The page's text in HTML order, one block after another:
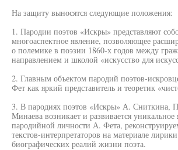
На защиту выносятся следующие положения:
1. Пародии поэтов «Искры» представляют
многоаспектное явление, позволяющее
о полемике в поэзии 1860-х годов между
направлением и школой «искусство для
2. Главным объектом пародий поэтов-
Фет как яркий представитель и теоретик
3. В пародиях поэтов «Искры» А. Сниткина,
Минаева возникает и развивается уникальное
пародийной личности А. Фета,
текстов-интерпретаторов на материале
биографических реалий жизни поэта.